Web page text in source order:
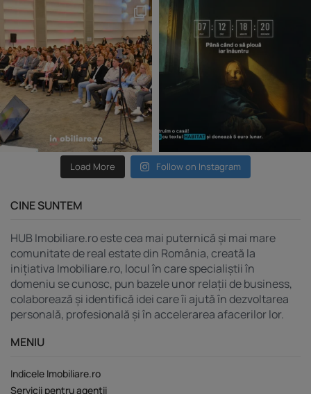
Load More Follow on Instagram
CINE SUNTEM
HUB Imobiliare.ro este cea mai puternică și mai mare
comunitate de real estate din România, creată la
inițiativa Imobiliare.ro, locul în care specialiștii în
domeniu se cunosc, pun bazele unor relații de business,
colaborează și identifică idei care îi ajută în dezvoltarea
personală, profesională și în accelerarea afacerilor lor.
MENIU
Indicele Imobiliare.ro
Servicii pentru agenții